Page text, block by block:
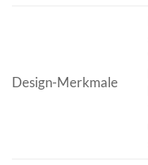
Design-Merkmale